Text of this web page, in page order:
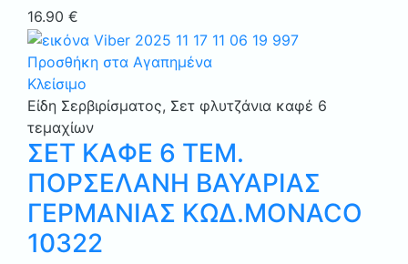
16.90 €
Προσθήκη στα Αγαπημένα
Κλείσιμο
Είδη Σερβιρίσματος, Σετ φλυτζάνια καφέ 6
τεμαχίων
ΣΕΤ ΚΑΦΕ 6 ΤΕΜ.
ΠΟΡΣΕΛΑΝΗ ΒΑΥΑΡΙΑΣ
ΓΕΡΜΑΝΙΑΣ ΚΩΔ.MONACO
10322